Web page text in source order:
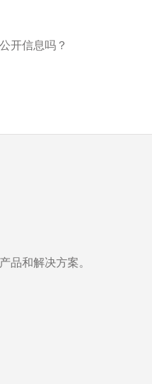
开信息吗？
品和解决方案。